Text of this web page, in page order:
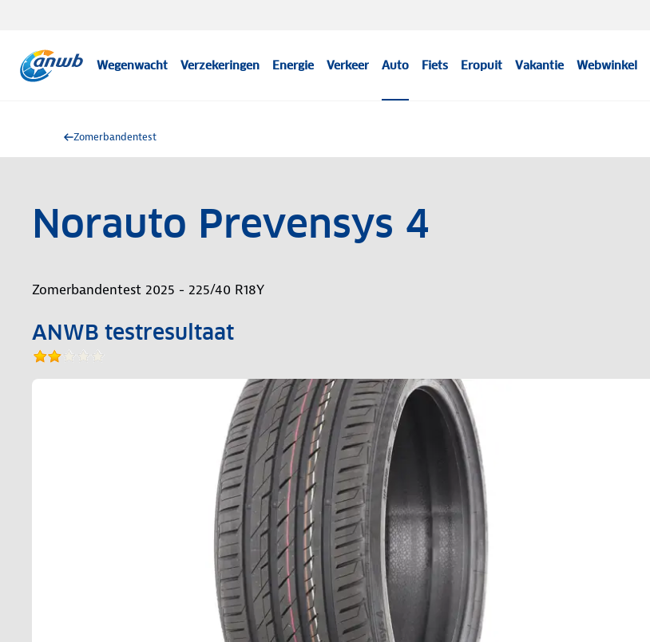
Wegenwacht Verzekeringen Energie Verkeer Auto Fiets Eropuit Vakantie Webwinkel
Zomerbandentest
Norauto Prevensys 4
Zomerbandentest 2025 - 225/40 R18Y
ANWB testresultaat